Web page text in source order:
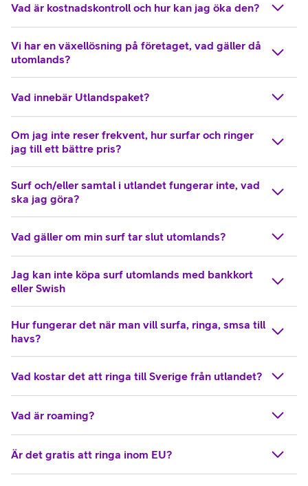
Vad är kostnadskontroll och hur kan jag öka den?
Vi har en växellösning på företaget, vad gäller då
utomlands?
Vad innebär Utlandspaket?
Om jag inte reser frekvent, hur surfar och ringer
jag till ett bättre pris?
Surf och/eller samtal i utlandet fungerar inte, vad
ska jag göra?
Vad gäller om min surf tar slut utomlands?
Jag kan inte köpa surf utomlands med bankkort
eller Swish
Hur fungerar det när man vill surfa, ringa, smsa till
havs?
Vad kostar det att ringa till Sverige från utlandet?
Vad är roaming?
Är det gratis att ringa inom EU?